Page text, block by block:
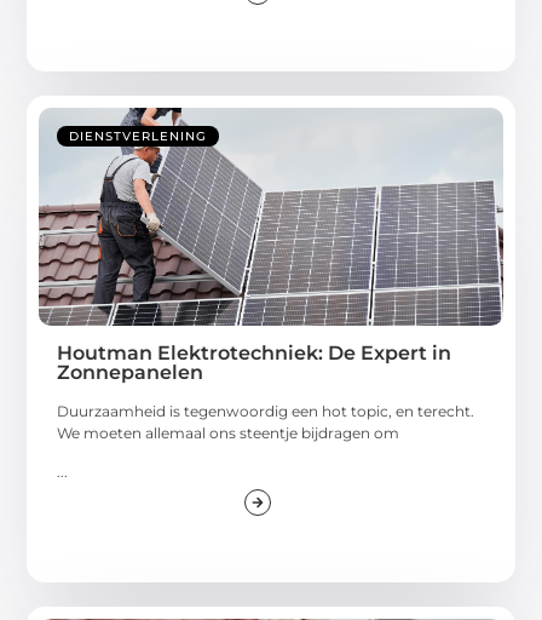
DIENSTVERLENING
Houtman Elektrotechniek: De Expert in
Zonnepanelen
Duurzaamheid is tegenwoordig een hot topic, en terecht.
We moeten allemaal ons steentje bijdragen om